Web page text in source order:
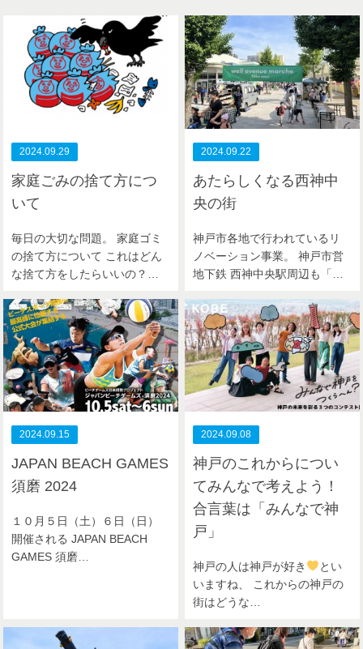
2024.09.29
家庭ごみの捨て方につ
いて
毎日の大切な問題。 家庭ゴミ
の捨て方について これはどん
な捨て方をしたらいいの？…
2024.09.22
あたらしくなる西神中
央の街
神戸市各地で行われているリ
ノベーション事業。 神戸市営
地下鉄 西神中央駅周辺も「…
2024.09.15
JAPAN BEACH GAMES
須磨 2024
１０月５日（土）６日（日）
開催される JAPAN BEACH
GAMES 須磨…
2024.09.08
神戸のこれからについ
てみんなで考えよう！
合言葉は「みんなで神
戸」
神戸の人は神戸が好き
とい
いますね、 これからの神戸の
街はどうな…